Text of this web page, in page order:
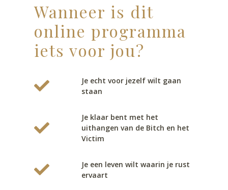
Wanneer is dit
online programma
iets voor jou?
Je echt voor jezelf wilt gaan
staan
Je klaar bent met het
uithangen van de Bitch en het
Victim
Je een leven wilt waarin je rust
ervaart